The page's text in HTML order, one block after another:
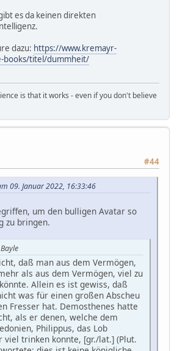
es da keinen direkten
dazu: https://www.kremayr-
books/titel/dummheit/
is that it works - even if you don't believe
#44
09. Januar 2022, 16:33:46
um den bulligen Avatar so
zu bringen.
daß man aus dem Vermögen,
als aus dem Vermögen, viel zu
Allein es ist gewiss, daß
was für einen großen Abscheu
Fresser hat. Demosthenes hatte
als er denen, welche dem
Philippus, das Lob
viel trinken konnte, [gr./lat.] (Plut.